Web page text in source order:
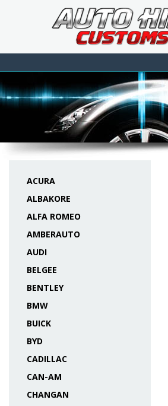
ACURA
ALBAKORE
ALFA ROMEO
AMBERAUTO
AUDI
BELGEE
BENTLEY
BMW
BUICK
BYD
CADILLAC
CAN-AM
CHANGAN